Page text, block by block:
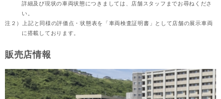
詳細及び現状の車両状態につきましては、店舗スタッフまでお尋ねくださ
い。
注２）
上記と同様の評価点・状態表を「車両検査証明書」として店舗の展示車両
に搭載しております。
販売店情報